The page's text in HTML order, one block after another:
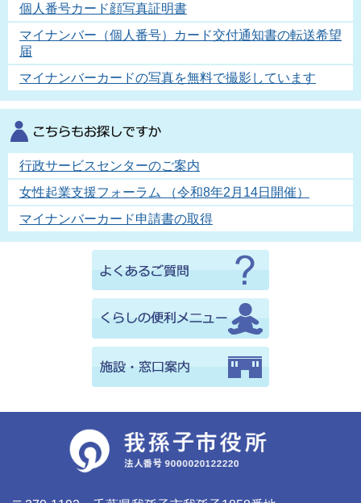
個人番号カード顔写真証明書
マイナンバー（個人番号）カード交付通知書の転送希望
届
マイナンバーカードの写真を無料で撮影しています
行政サービスセンターのご案内
女性起業支援フォーラム （令和8年2月14日開催）
マイナンバーカード申請書の取得